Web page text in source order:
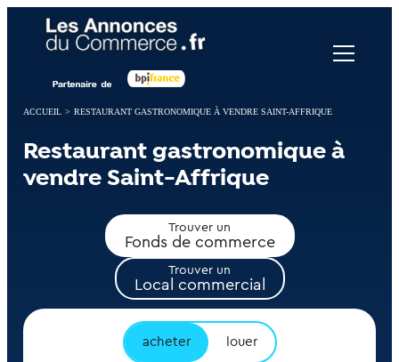
ACCUEIL > RESTAURANT GASTRONOMIQUE À VENDRE SAINT-AFFRIQUE
Restaurant gastronomique à
vendre Saint-Affrique
Trouver un
Fonds de commerce
Trouver un
Local commercial
acheter louer
Panneau de gestion des cookies